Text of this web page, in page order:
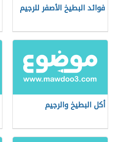
فوائد البطيخ الأصفر للرجيم
أكل البطيخ والرجيم